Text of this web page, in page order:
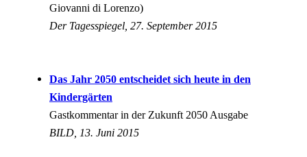
Giovanni di Lorenzo)
Der Tagesspiegel, 27. September 2015
Das Jahr 2050 entscheidet sich heute in den
Kindergärten
Gastkommentar in der Zukunft 2050 Ausgabe
BILD, 13. Juni 2015